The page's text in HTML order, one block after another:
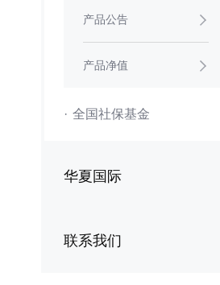
产品公告
产品净值
· 全国社保基金
华夏国际
联系我们